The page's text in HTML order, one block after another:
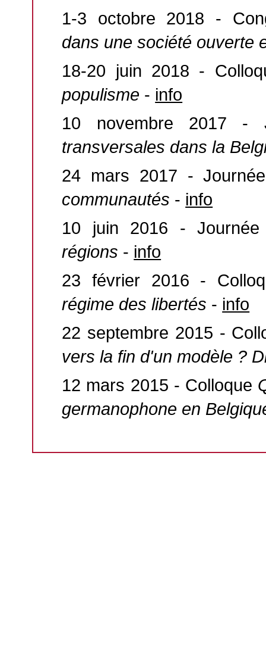
1-3 octobre 2018 -
dans une société ouverte
18-20 juin 2018 -
populisme - info
10 novembre 2017 -
transversales dans la
24 mars 2017 -
communautés - info
10 juin 2016 -
régions - info
23 février 2016 -
régime des libertés - info
22 septembre 2015 -
vers la fin d'un modèle ?
12 mars 2015 - Colloque
germanophone en